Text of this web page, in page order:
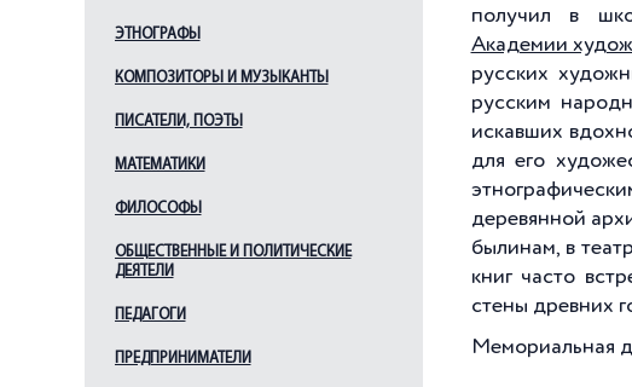
ЭТНОГРАФЫ
КОМПОЗИТОРЫ И МУЗЫКАНТЫ
ПИСАТЕЛИ, ПОЭТЫ
МАТЕМАТИКИ
ФИЛОСОФЫ
ОБЩЕСТВЕННЫЕ И ПОЛИТИЧЕСКИЕ
ДЕЯТЕЛИ
ПЕДАГОГИ
ПРЕДПРИНИМАТЕЛИ
получил в
Академии
русских
русским
искавших
для его
деревянной
былинам, в
книг часто
стены древних
Мемориальная